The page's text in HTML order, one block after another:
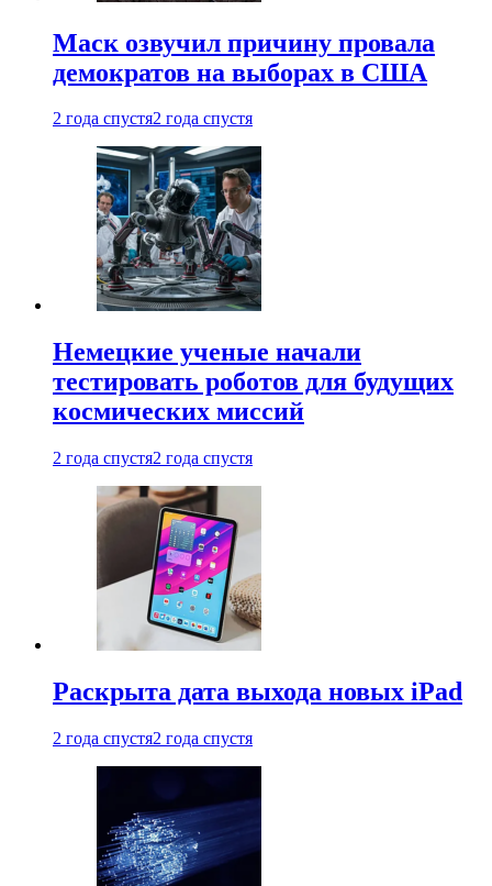
Маск озвучил причину провала
демократов на выборах в США
2 года спустя2 года спустя
Немецкие ученые начали
тестировать роботов для будущих
космических миссий
2 года спустя2 года спустя
Раскрыта дата выхода новых iPad
2 года спустя2 года спустя